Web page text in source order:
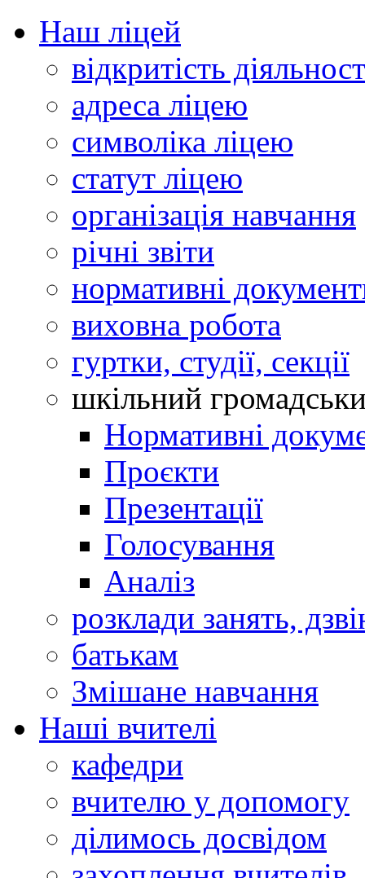
Наш ліцей
відкритість
адреса ліцею
символіка ліцею
статут ліцею
організація навчання
річні звіти
нормативні
виховна робота
гуртки, студії, секції
шкільний
Нормативні
Проєкти
Презентації
Голосування
Аналіз
розклади занять,
батькам
Змішане навчання
Наші вчителі
кафедри
вчителю у допомогу
ділимось досвідом